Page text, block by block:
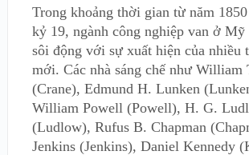
Trong khoảng thời gian từ năm
kỷ 19, ngành công nghiệp van ở Mỹ
sôi động với sự xuất hiện của nhiều
mới. Các nhà sáng chế như William
(Crane), Edmund H. Lunken
William Powell (Powell), H. G.
(Ludlow), Rufus B. Chapman
Jenkins (Jenkins), Daniel Kennedy